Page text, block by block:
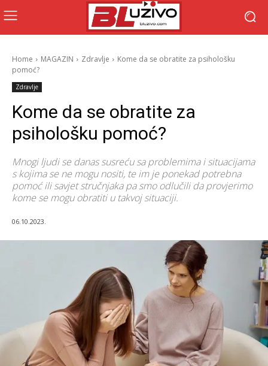
Home MAGAZIN Zdravlje
Kome da se obratite za psihološku
pomoć?
Zdravlje
Kome da se obratite za
psihološku pomoć?
Mnogi ljudi se danas susreću sa problemima i situacijama
s kojima se ne mogu nositi, te im je ponekad potrebna
pomoć ili savjet stručnjaka pa smo odlučili da provjerimo
kome se mogu obratiti u takvoj situaciji.
06.10.2023.